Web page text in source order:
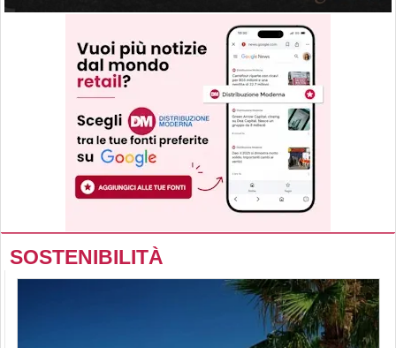
SOSTENIBILITÀ